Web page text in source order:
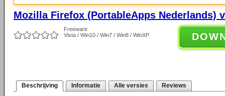
Mozilla Firefox (PortableApps Nederlands)
Freeware
Vista / Win10 / Win7 / Win8 / WinXP
Beschrijving Informatie Alle versies Reviews